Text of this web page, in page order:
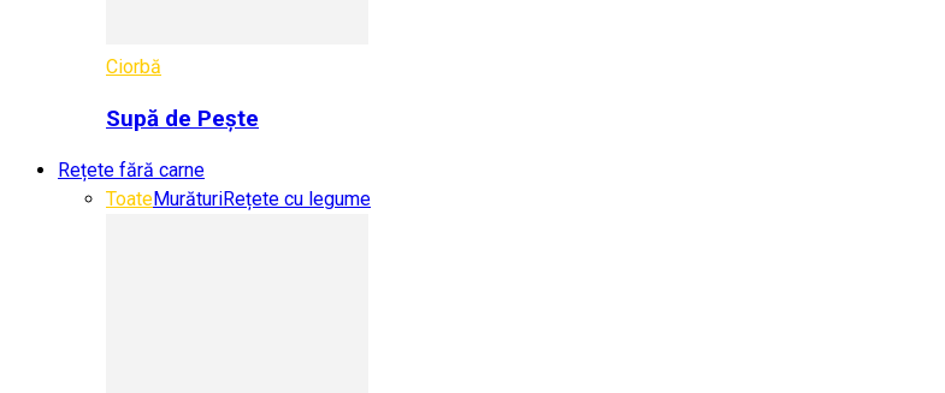
Ciorbă
Supă de Pește
Rețete fără carne
ToateMurăturiRețete cu legume